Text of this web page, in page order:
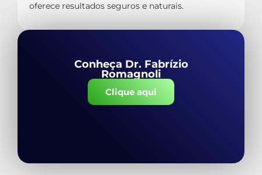
oferece resultados seguros e naturais.
Conheça Dr. Fabrízio
Romagnoli
Clique aqui